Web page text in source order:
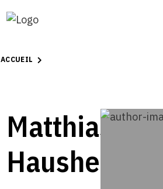
ACCUEIL
Matthias
Hausherr